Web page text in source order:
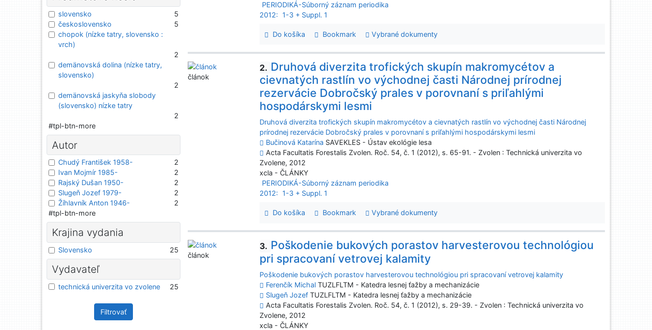
PERIODIKÁ-Súborný záznam periodika
2012:
1-3 + Suppl. 1
Do košíka Bookmark Vybrané dokumenty
2. Druhová diverzita trofických skupín makromycétov a
cievnatých rastlín vo východnej časti Národnej prírodnej
rezervácie Dobročský prales v porovnaní s priľahlými
hospodárskymi lesmi
Druhová diverzita trofických skupín makromycétov a cievnatých rastlín vo východnej časti Národnej
prírodnej rezervácie Dobročský prales v porovnaní s priľahlými hospodárskymi lesmi
Bučinová Katarína SAVEKLES - Ústav ekológie lesa
Acta Facultatis Forestalis Zvolen. Roč. 54, č. 1 (2012), s. 65-91. - Zvolen : Technická univerzita vo
Zvolene, 2012
xcla - ČLÁNKY
PERIODIKÁ-Súborný záznam periodika
2012:
1-3 + Suppl. 1
Do košíka Bookmark Vybrané dokumenty
článok
3. Poškodenie bukových porastov harvesterovou technológiou
pri spracovaní vetrovej kalamity
Poškodenie bukových porastov harvesterovou technológiou pri spracovaní vetrovej kalamity
Ferenčík Michal TUZLFLTM - Katedra lesnej ťažby a mechanizácie
Slugeň Jozef TUZLFLTM - Katedra lesnej ťažby a mechanizácie
Acta Facultatis Forestalis Zvolen. Roč. 54, č. 1 (2012), s. 29-39. - Zvolen : Technická univerzita vo
Zvolene, 2012
xcla - ČLÁNKY
článok
slovensko
5
československo
5
chopok (nízke tatry, slovensko :
vrch)
2
demänovská dolina (nízke tatry,
slovensko)
2
demänovská jaskyňa slobody
(slovensko) nízke tatry
2
#tpl-btn-more
Autor
Chudý František 1958-
2
Ivan Mojmír 1985-
2
Rajský Dušan 1950-
2
Slugeň Jozef 1979-
2
Žíhlavník Anton 1946-
2
#tpl-btn-more
Krajina vydania
Slovensko 25
Vydavateľ
technická univerzita vo zvolene 25
Filtrovať